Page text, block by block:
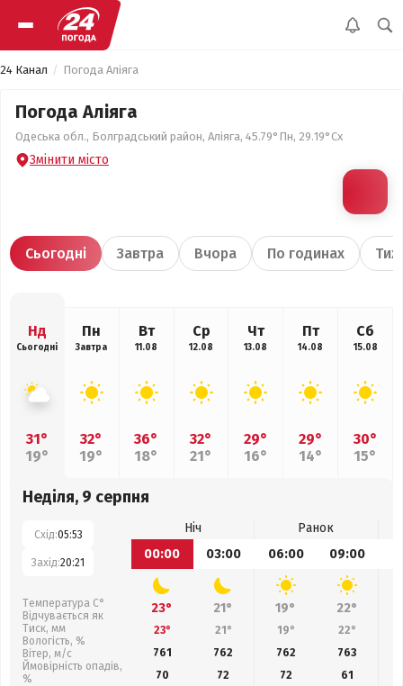
24 Канал Погода Аліяга
Погода Аліяга
Одеська обл., Болградський район, Аліяга, 45.79°Пн, 29.19°Сх
Змінити місто
Сьогодні Завтра Вчора По годинах
Нд
Сьогодні
31°
19°
Пн
Завтра
32°
19°
Вт
11.08
36°
18°
Ср
12.08
32°
21°
Чт
13.08
29°
16°
Пт
14.08
29°
14°
Сб
15.08
30°
15°
Неділя, 9 серпня
Схід:05:53
Захід:20:21
Температура С°
Відчувається як
Тиск, мм
Вологість, %
Вітер, м/с
Ймовірність опадів,
%
Ніч
Ранок
00:00
03:00 06:00 09:00
23° 21° 19° 22°
23° 21° 19° 22°
761
762 762 763
70
72 72 61